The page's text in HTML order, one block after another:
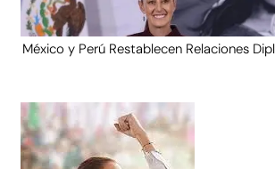
México y Perú Restablecen Relaciones